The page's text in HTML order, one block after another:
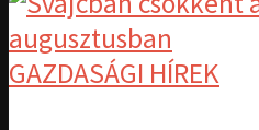
GAZDASÁGI HÍREK